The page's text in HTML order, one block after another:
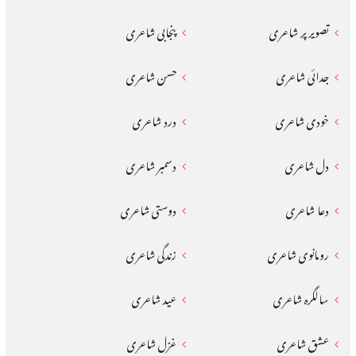
تصویر پر شاعری
پنجابی شاعری
جدائی شاعری
حسن شاعری
خودی شاعری
درد شاعری
دل شاعری
دسمبر شاعری
دعا شاعری
دوستی شاعری
رومانوی شاعری
زندگی شاعری
سالگرہ شاعری
عید شاعری
عشق شاعری
غزل شاعری